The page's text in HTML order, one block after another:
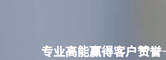
专业高能赢得客户赞